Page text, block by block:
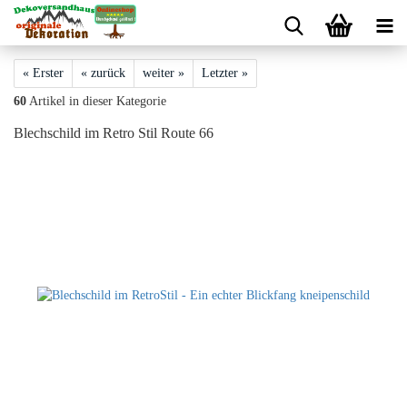
« Erster « zurück weiter » Letzter »
60 Artikel in dieser Kategorie
Blechschild im Retro Stil Route 66